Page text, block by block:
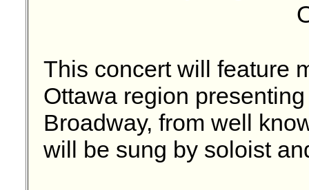
This concert will feature
Ottawa region
Broadway, from well
will be sung by soloist